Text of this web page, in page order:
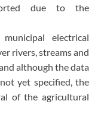
due to the
electrical
rivers, streams and
although the data
yet specified, the
of the agricultural